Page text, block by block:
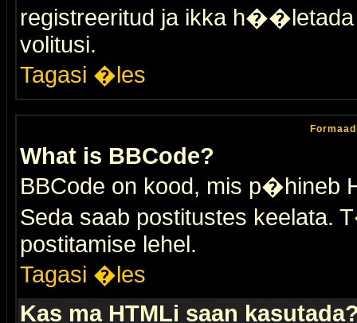
registreeritud ja ikka h��letada
volitusi.
Tagasi �les
What is BBCode?
BBCode on kood, mis p�hineb
Seda saab postitustes keelata.
postitamise lehel.
Tagasi �les
Kas ma HTMLi saan